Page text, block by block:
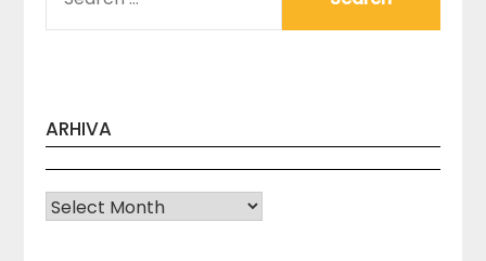
FOR:
ARHIVA
Arhiva